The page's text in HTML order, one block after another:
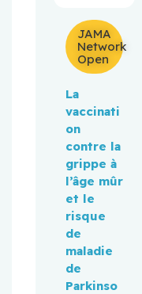
JAMA
Network
Open
La
vaccinati
on
contre la
grippe à
l’âge mûr
et le
risque
de
maladie
de
Parkinso